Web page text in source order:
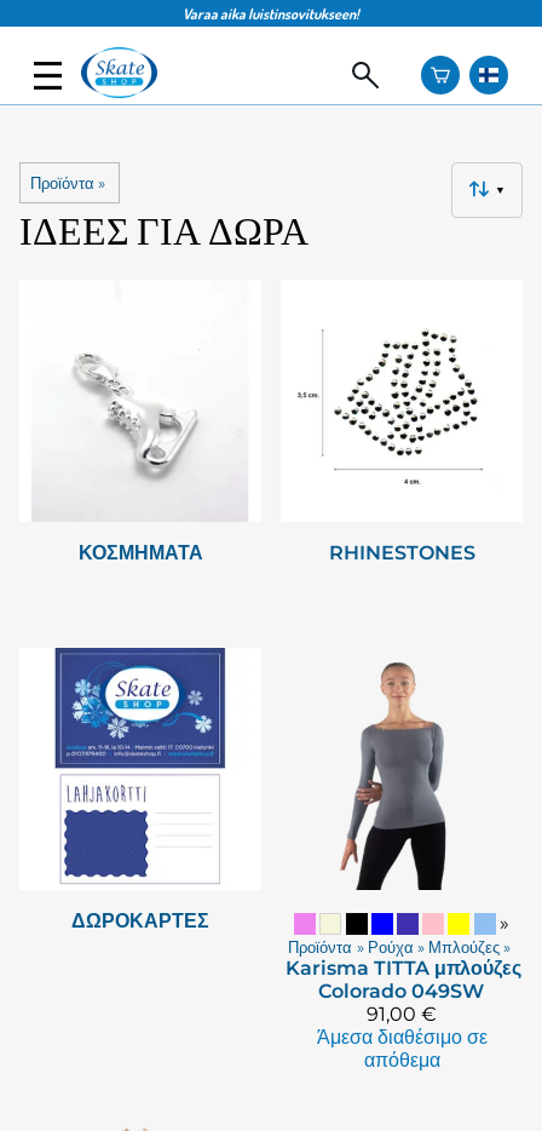
Varaa aika luistinsovitukseen!
Προϊόντα ‪» ▼
ΙΔΈΕΣ ΓΙΑ ΔΏΡΑ
ΚΟΣΜΉΜΑΤΑ RHINESTONES
ΔΩΡΟΚΆΡΤΕΣ »
Προϊόντα ‪» Ρούχα ‪» Μπλούζες ‪»
Karisma TITTA μπλούζες
Colorado 049SW
91,00 €
Άμεσα διαθέσιμο σε
απόθεμα